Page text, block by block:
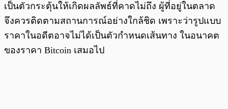
เป็นตัวกระตุ้นให้เกิดผลลัพธ์ที่คาดไม่ถึง ผู้ที่อยู่ในตลาด
จึงควรติดตามสถานการณ์อย่างใกล้ชิด เพราะว่ารูปแบบ
ราคาในอดีตอาจไม่ได้เป็นตัวกำหนดเส้นทาง ในอนาคต
ของราคา Bitcoin เสมอไป